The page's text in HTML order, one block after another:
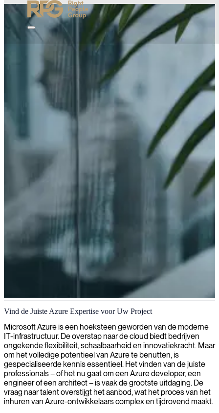
Cloudarchitectuur en oplossingsontwerp
Wij bieden Azure Solution Architects die schaalbare
cloudinfrastructuren ontwerpen en implementeren, waardoor uw
bedrijf het volledige potentieel van Microsoft Azure-diensten
maximaliseert.
Vind de Juiste Azure Expertise voor Uw Project
Microsoft Azure is een hoeksteen geworden van de moderne
IT-infrastructuur. De overstap naar de cloud biedt bedrijven
ongekende flexibiliteit, schaalbaarheid en innovatiekracht. Maar
om het volledige potentieel van Azure te benutten, is
gespecialiseerde kennis essentieel. Het vinden van de juiste
professionals – of het nu gaat om een Azure developer, een
engineer of een architect – is vaak de grootste uitdaging. De
vraag naar talent overstijgt het aanbod, wat het proces van het
inhuren van Azure-ontwikkelaars complex en tijdrovend maakt.